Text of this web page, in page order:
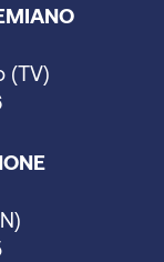
(TV)